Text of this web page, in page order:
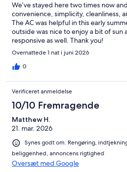
We’ve stayed here two times now
convenience, simplicity, cleanliness,
The AC was helpful in this early
outside was nice to enjoy a bit of sun
responsive as well. Thank you!
Overnattede 1 nat i juni 2026
0
Verificeret anmeldelse
10/10 Fremragende
Matthew H.
21. mar. 2026
Synes godt om: Rengøring,
beliggenhed, annoncens rigtighed
Oversæt med Google